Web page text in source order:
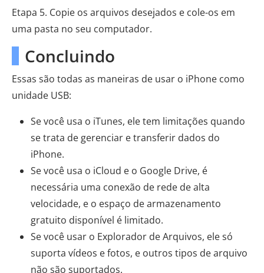
Etapa 5. Copie os arquivos desejados e cole-os em
uma pasta no seu computador.
Concluindo
Essas são todas as maneiras de usar o iPhone como
unidade USB:
Se você usa o iTunes, ele tem limitações quando
se trata de gerenciar e transferir dados do
iPhone.
Se você usa o iCloud e o Google Drive, é
necessária uma conexão de rede de alta
velocidade, e o espaço de armazenamento
gratuito disponível é limitado.
Se você usar o Explorador de Arquivos, ele só
suporta vídeos e fotos, e outros tipos de arquivo
não são suportados.